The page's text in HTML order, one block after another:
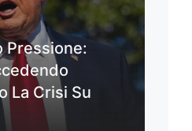
Pressione:
La Crisi Su